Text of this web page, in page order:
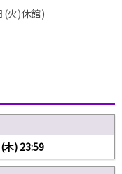
(火)休館)
木) 23:59